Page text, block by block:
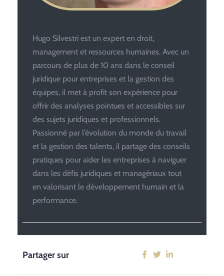
Hugo Silvestri est un expert en droit,
management et ressources humaines. Avec un
parcours de plus de 10 ans dans le conseil
juridique pour entreprises et la gestion des
équipes, il met à profit son expérience pour
offrir des analyses pointues et accessibles sur
des sujets juridiques et professionnels.
Passionné par l’évolution du monde du travail
et la gestion des talents, il partage des conseils
pratiques pour aider les entreprises à naviguer
dans les défis juridiques et managériaux tout
en valorisant le développement humain et la
performance.
Partager sur